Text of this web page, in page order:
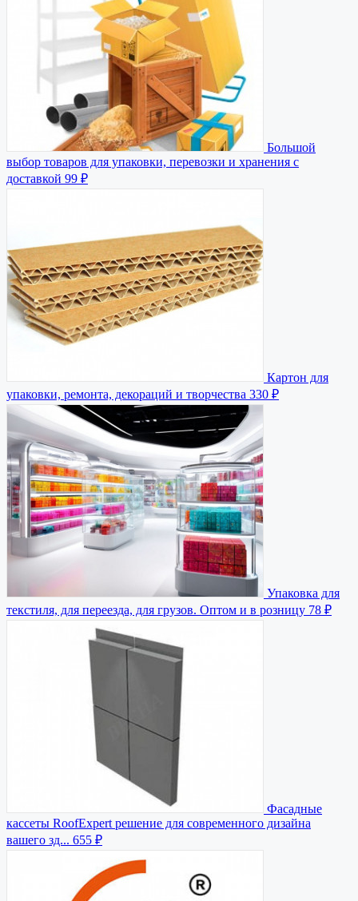
Большой
выбор товаров для упаковки, перевозки и хранения с
доставкой 99 ₽
Картон для
упаковки, ремонта, декораций и творчества 330 ₽
Упаковка для
текстиля, для переезда, для грузов. Оптом и в розницу 78 ₽
Фасадные
кассеты RoofExpert решение для современного дизайна
вашего зд... 655 ₽